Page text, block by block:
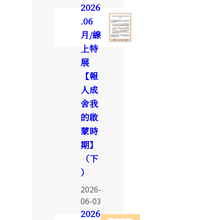
2026
.06
月/線
上特
展
【報
人成
舍我
的啟
蒙時
期】
（下
）
2026-
06-03
2026